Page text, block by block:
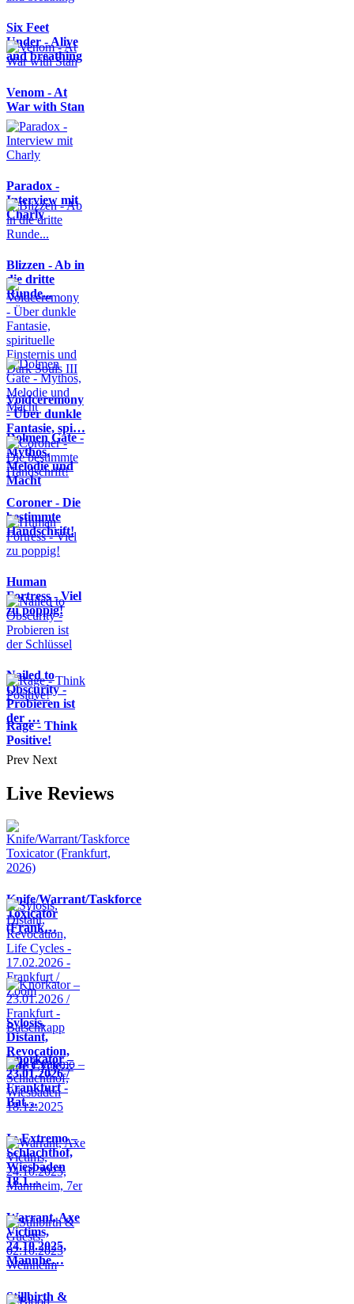
Six Feet
Under - Alive
and breathing
Venom - At
War with Stan
Paradox -
Interview mit
Charly
Blizzen - Ab in
die dritte
Runde...
Voidceremony
- Über dunkle
Fantasie, spi…
Dolmen Gate -
Mythos,
Melodie und
Macht
Coroner - Die
bestimmte
Handschrift!
Human
Fortress - Viel
zu poppig!
Nailed to
Obscurity -
Probieren ist
der …
Rage - Think
Positive!
Prev Next
Live Reviews
Knife/Warrant/Taskforce
Toxicator
(Frank…
Sylosis,
Distant,
Revocation,
Life Cycle…
Knorkator –
23.01.2026 /
Frankfurt -
Bat…
In Extremo –
Schlachthof,
Wiesbaden
18.1…
Warrant, Axe
Victims,
24.10.2025,
Mannhe…
Stillbirth &